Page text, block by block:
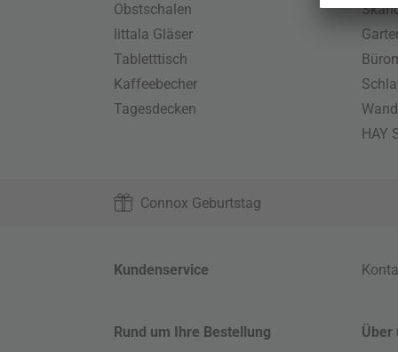
Obstschalen
Iittala Gläser
Tabletttisch
Kaffeebecher
Tagesdecken
HAY
Connox Geburtstag
Kundenservice
Rund um Ihre Bestellung Über